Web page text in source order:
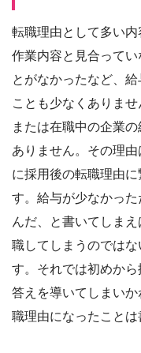
転職理由として多い
作業内容と見合って
とがなかったなど、
ことも少なくありま
または在職中の企業
ありません。その理
に採用後の転職理由
す。給与が少なかっ
んだ、と書いてしま
職してしまうのでは
す。それでは初めか
答えを導いてしまい
職理由になったことは